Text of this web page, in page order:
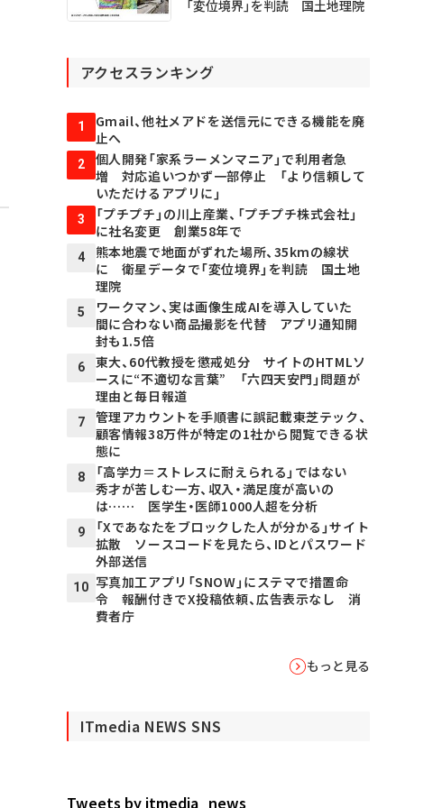
「変位境界」を判読 国土地理院
アクセスランキング
1
Gmail、他社メアドを送信元にできる機能を廃
止へ
2
個人開発「家系ラーメンマニア」で利用者急
増 対応追いつかず一部停止 「より信頼して
いただけるアプリに」
3
「プチプチ」の川上産業、「プチプチ株式会社」
に社名変更 創業58年で
4
熊本地震で地面がずれた場所、35kmの線状
に 衛星データで「変位境界」を判読 国土地
理院
5
ワークマン、実は画像生成AIを導入していた
間に合わない商品撮影を代替 アプリ通知開
封も1.5倍
6
東大、60代教授を懲戒処分 サイトのHTMLソ
ースに“不適切な言葉” 「六四天安門」問題が
理由と毎日報道
7
管理アカウントを手順書に誤記載――東芝テック、
顧客情報38万件が特定の1社から閲覧できる状
態に
8
「高学力＝ストレスに耐えられる」ではない
秀才が苦しむ一方、収入・満足度が高いの
は…… 医学生・医師1000人超を分析
9
「Xであなたをブロックした人が分かる」サイト
拡散 ソースコードを見たら、IDとパスワード
外部送信
10 写真加工アプリ「SNOW」にステマで措置命
令 報酬付きでX投稿依頼、広告表示なし 消
費者庁
もっと見る
ITmedia NEWS SNS
Tweets by itmedia_news